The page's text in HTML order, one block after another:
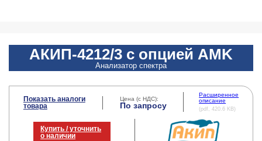
АКИП-4212/3 с опцией AMK
Анализатор спектра
Показать аналоги
товара
Цена (с НДС):
По запросу
Расширенное
описание
(pdf, 420.6 KB)
Купить / уточнить
о наличии